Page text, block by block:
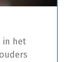
in het